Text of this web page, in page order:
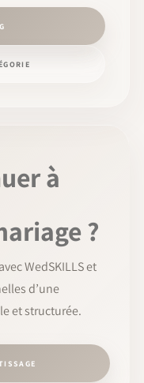
à
?
WedSKILLS et
d’une
et structurée.